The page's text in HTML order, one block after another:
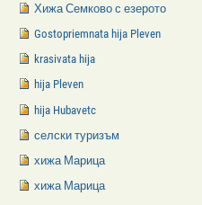
Хижа Семково с езерото
Gostopriemnata hija Pleven
krasivata hija
hija Pleven
hija Hubavetc
селски туризъм
хижа Марица
хижа Марица